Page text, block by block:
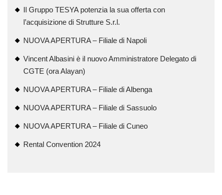
Il Gruppo TESYA potenzia la sua offerta con
l’acquisizione di Strutture S.r.l.
NUOVA APERTURA – Filiale di Napoli
Vincent Albasini è il nuovo Amministratore Delegato di
CGTE (ora Alayan)
NUOVA APERTURA – Filiale di Albenga
NUOVA APERTURA – Filiale di Sassuolo
NUOVA APERTURA – Filiale di Cuneo
Rental Convention 2024